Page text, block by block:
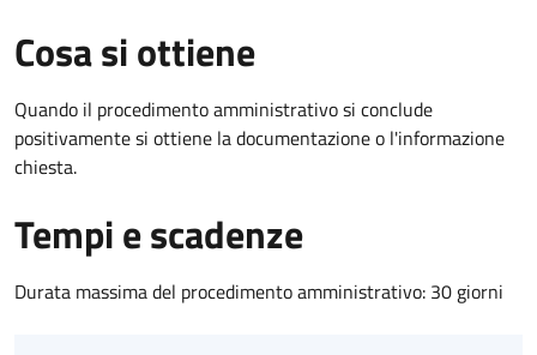
Cosa si ottiene
Quando il procedimento amministrativo si conclude
positivamente si ottiene la documentazione o l'informazione
chiesta.
Tempi e scadenze
Durata massima del procedimento amministrativo: 30 giorni